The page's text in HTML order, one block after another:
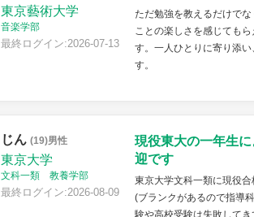
東京藝術大学
音楽学部
最終ログイン:2026-07-13
ただ勉強を教えるだけで
ことの楽しさを感じても
す。一人ひとりに寄り添
す。
じん (19)男性
東京大学
文科一類 教養学部
最終ログイン:2026-08-09
現役東大の一年生
迎です
東京大学文科一類に現役
(ブランクがあるので指導
験や高校受験は失敗して